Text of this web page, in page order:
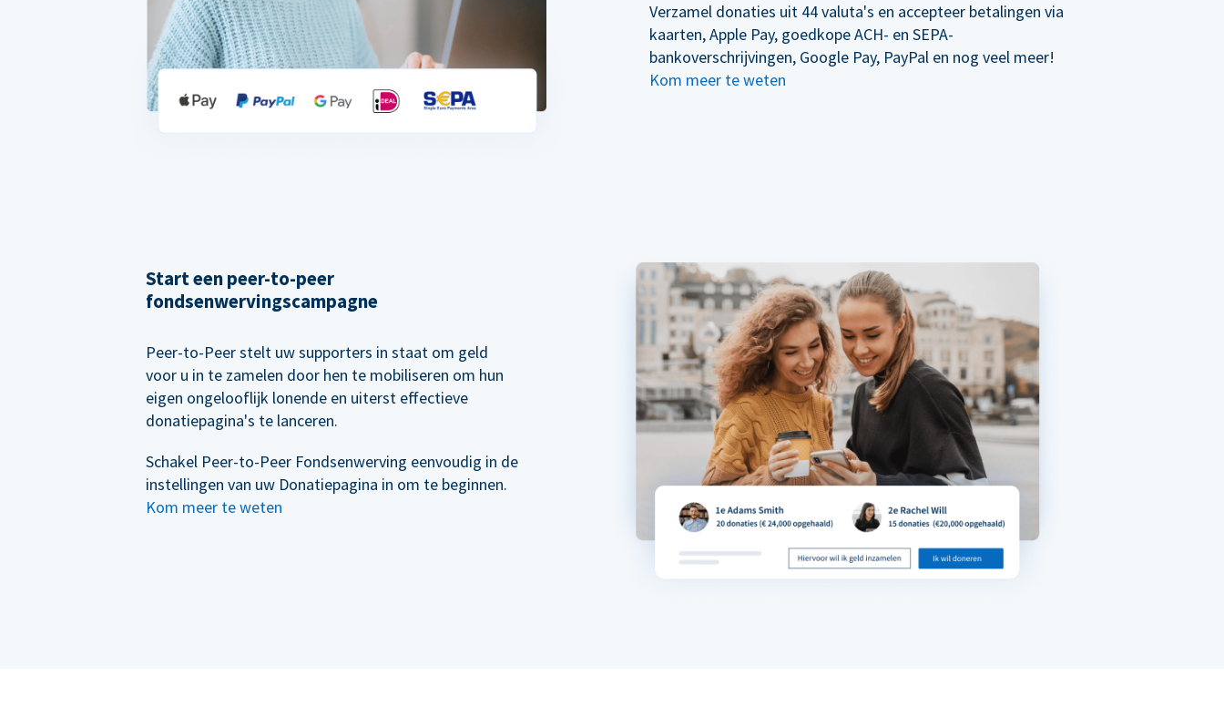
Verzamel donaties uit 44 valuta's en accepteer betalingen via
kaarten, Apple Pay, goedkope ACH- en SEPA-
bankoverschrijvingen, Google Pay, PayPal en nog veel meer!
Kom meer te weten
Start een peer-to-peer
fondsenwervingscampagne
Peer-to-Peer stelt uw supporters in staat om geld
voor u in te zamelen door hen te mobiliseren om hun
eigen ongelooflijk lonende en uiterst effectieve
donatiepagina's te lanceren.
Schakel Peer-to-Peer Fondsenwerving eenvoudig in de
instellingen van uw Donatiepagina in om te beginnen.
Kom meer te weten